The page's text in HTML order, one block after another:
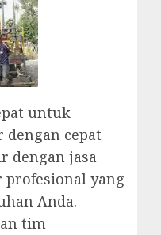
untuk
dengan cepat
dengan jasa
yang
Anda.
tim